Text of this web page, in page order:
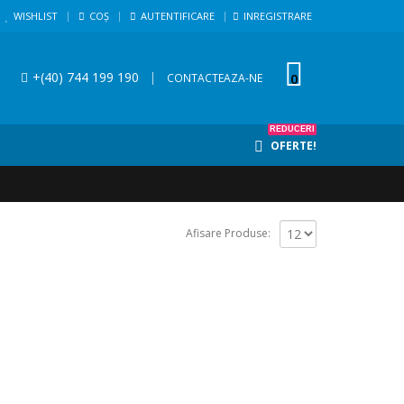
WISHLIST COȘ AUTENTIFICARE INREGISTRARE
+(40) 744 199 190 | CONTACTEAZA-NE 0
OFERTE!
REDUCERI
Afisare Produse: